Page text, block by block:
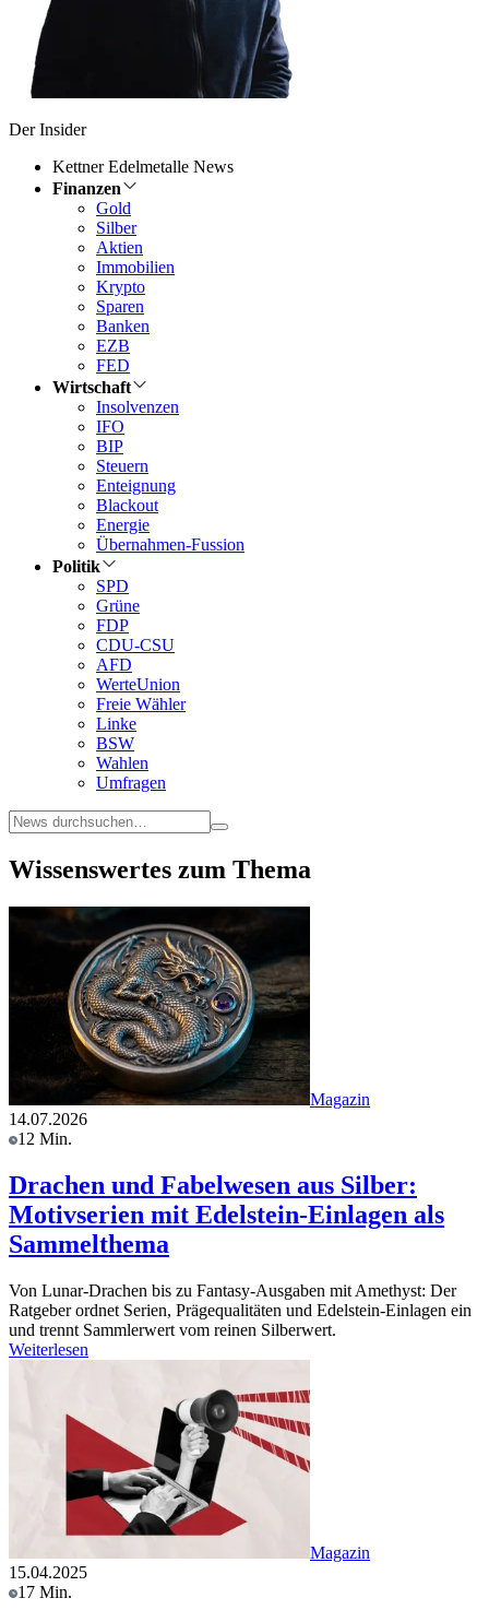
Der Insider
Kettner Edelmetalle News
Finanzen
Gold
Silber
Aktien
Immobilien
Krypto
Sparen
Banken
EZB
FED
Wirtschaft
Insolvenzen
IFO
BIP
Steuern
Enteignung
Blackout
Energie
Übernahmen-Fussion
Politik
SPD
Grüne
FDP
CDU-CSU
AFD
WerteUnion
Freie Wähler
Linke
BSW
Wahlen
Umfragen
Wissenswertes zum Thema
Magazin
14.07.2026
12 Min.
Drachen und Fabelwesen aus Silber:
Motivserien mit Edelstein-Einlagen als
Sammelthema
Von Lunar-Drachen bis zu Fantasy-Ausgaben mit Amethyst: Der
Ratgeber ordnet Serien, Prägequalitäten und Edelstein-Einlagen ein
und trennt Sammlerwert vom reinen Silberwert.
Weiterlesen
Magazin
15.04.2025
17 Min.